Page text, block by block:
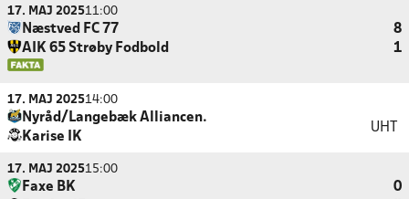
17. MAJ 202511:00
Næstved FC 77
8
AIK 65 Strøby Fodbold
1
17. MAJ 202514:00
Nyråd/Langebæk Alliancen.
Karise IK
UHT
17. MAJ 202515:00
Faxe BK
0